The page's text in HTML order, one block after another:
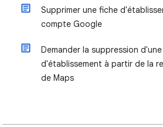
Supprimer une fiche
compte Google
Demander la suppression
d'établissement à partir de la
de Maps